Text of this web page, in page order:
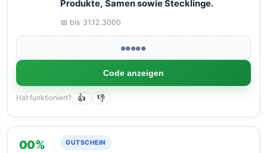
Produkte, Samen sowie Stecklinge.
📅 bis 31.12.3000
●●●●●
Code anzeigen
Hat funktioniert? 👍 👎
00% GUTSCHEIN